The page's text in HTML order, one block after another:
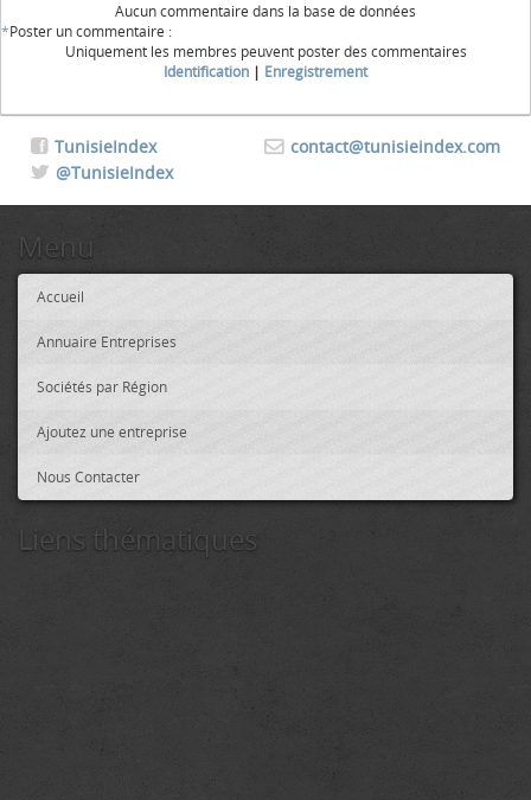
Aucun commentaire dans la base de données
*Poster un commentaire :
Uniquement les membres peuvent poster des commentaires
Identification | Enregistrement
contact@tunisieindex.com
TunisieIndex
@TunisieIndex
Menu
Accueil
Annuaire Entreprises
Sociétés par Région
Ajoutez une entreprise
Nous Contacter
Liens thématiques